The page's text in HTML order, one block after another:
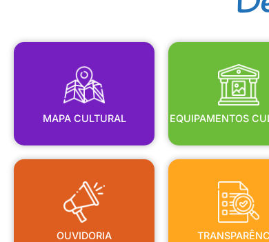
MAPA CULTURAL
MAPA CULTURAL
EQUIPAMENTOS
EQUIPAMENTOS
OUVIDORIA
OUVIDORIA